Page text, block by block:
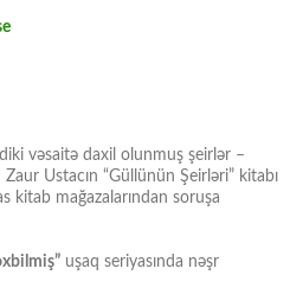
vəsaitə daxil olunmuş şeirlər –
Ustacın “Güllünün Şeirləri” kitabı
kitab mağazalarından soruşa
uşaq seriyasında nəşr